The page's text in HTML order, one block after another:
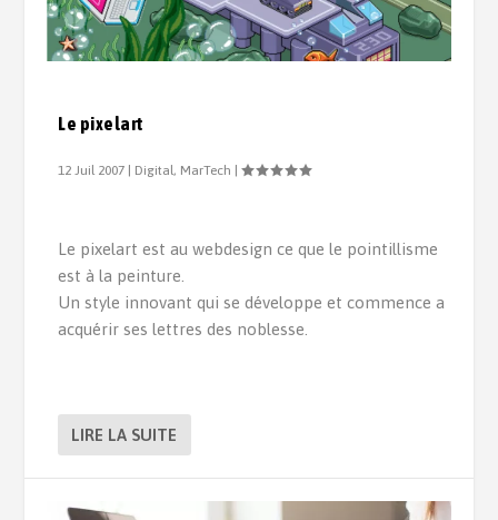
Le pixelart
12 Juil 2007 Digital, MarTech |
Le pixelart est au webdesign ce que le pointillisme
est à la peinture.
Un style innovant qui se développe et commence a
acquérir ses lettres des noblesse.
LIRE LA SUITE